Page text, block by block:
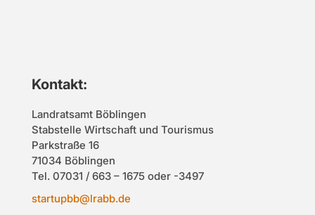
Kontakt:
Landratsamt Böblingen
Stabstelle Wirtschaft und Tourismus
Parkstraße 16
71034 Böblingen
Tel. 07031 / 663 – 1675 oder -3497
startupbb@lrabb.de